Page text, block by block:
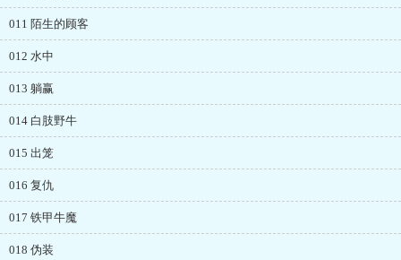
011 陌生的顾客
012 水中
013 躺赢
014 白肢野牛
015 出笼
016 复仇
017 铁甲牛魔
018 伪装